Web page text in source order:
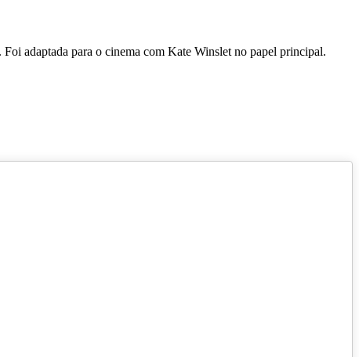
adaptada para o cinema com Kate Winslet no papel principal.